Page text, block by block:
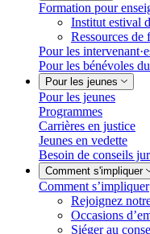
Formation pour
Institut estival
Ressources de
Pour les
Pour les bénévoles
Pour les jeunes
Pour les jeunes
Programmes
Carrières en justice
Jeunes en vedette
Besoin de conseils
Comment s'impliquer
Comment s’impliquer
Rejoignez
Occasions
Siéger au